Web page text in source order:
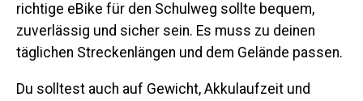
richtige eBike für den Schulweg sollte bequem,
zuverlässig und sicher sein. Es muss zu deinen
täglichen Streckenlängen und dem Gelände passen.
Du solltest auch auf Gewicht, Akkulaufzeit und